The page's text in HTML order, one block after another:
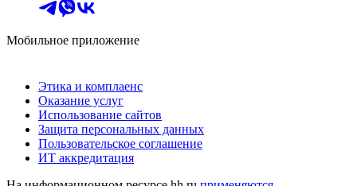
Мобильное приложение
Этика и комплаенс
Оказание услуг
Использование сайтов
Защита персональных данных
Пользовательское соглашение
ИТ аккредитация